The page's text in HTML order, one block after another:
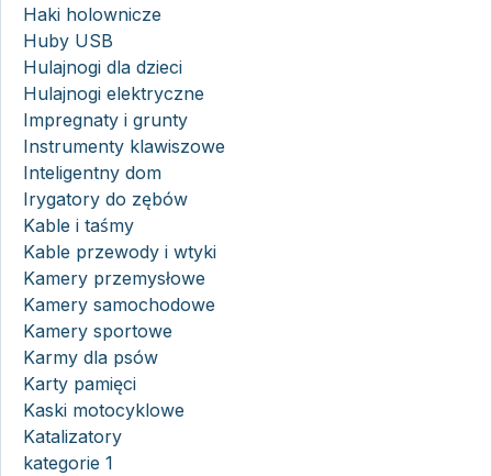
Haki holownicze
Huby USB
Hulajnogi dla dzieci
Hulajnogi elektryczne
Impregnaty i grunty
Instrumenty klawiszowe
Inteligentny dom
Irygatory do zębów
Kable i taśmy
Kable przewody i wtyki
Kamery przemysłowe
Kamery samochodowe
Kamery sportowe
Karmy dla psów
Karty pamięci
Kaski motocyklowe
Katalizatory
kategorie 1